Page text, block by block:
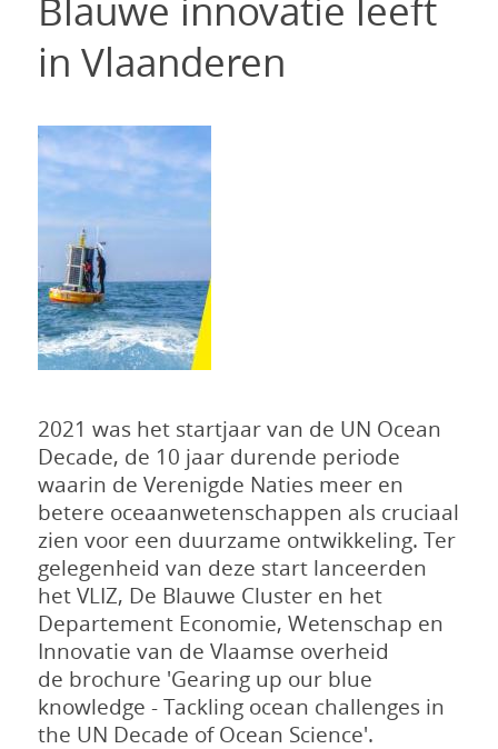
Blauwe innovatie leeft
in Vlaanderen
2021 was het startjaar van de UN Ocean
Decade, de 10 jaar durende periode
waarin de Verenigde Naties meer en
betere oceaanwetenschappen als cruciaal
zien voor een duurzame ontwikkeling. Ter
gelegenheid van deze start lanceerden
het VLIZ, De Blauwe Cluster en het
Departement Economie, Wetenschap en
Innovatie van de Vlaamse overheid
de brochure 'Gearing up our blue
knowledge - Tackling ocean challenges in
the UN Decade of Ocean Science'.